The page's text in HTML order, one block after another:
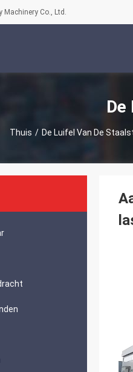
Machinery Co., Ltd.
Thuis / De Luifel Van De